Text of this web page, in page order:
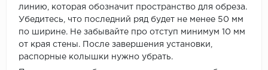
линию, которая обозначит пространство для обреза.
Убедитесь, что последний ряд будет не менее 50 мм
по ширине. Не забывайте про отступ минимум 10 мм
от края стены. После завершения установки,
распорные колышки нужно убрать.